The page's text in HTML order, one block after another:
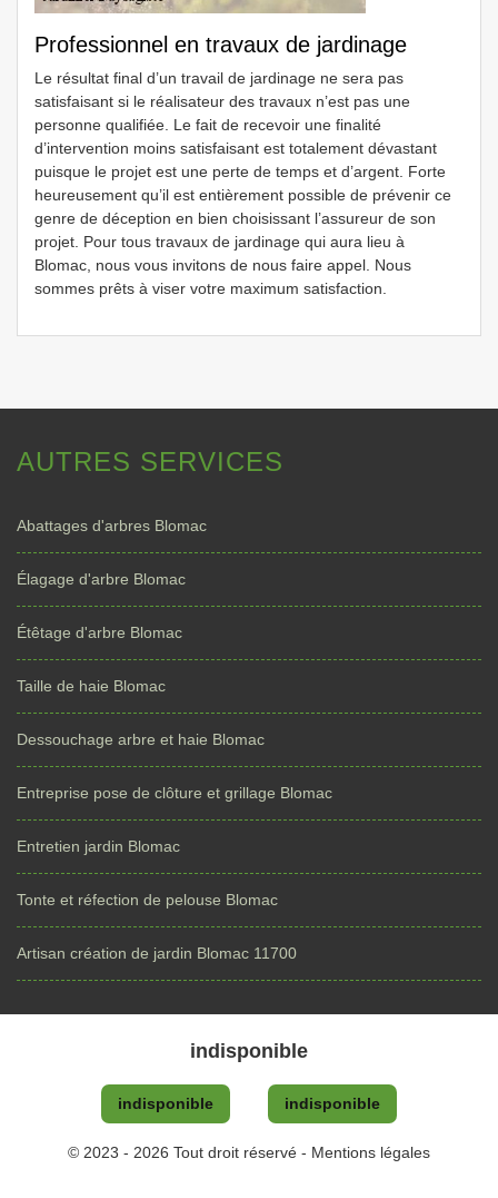
Professionnel en travaux de jardinage
Le résultat final d’un travail de jardinage ne sera pas
satisfaisant si le réalisateur des travaux n’est pas une
personne qualifiée. Le fait de recevoir une finalité
d’intervention moins satisfaisant est totalement dévastant
puisque le projet est une perte de temps et d’argent. Forte
heureusement qu’il est entièrement possible de prévenir ce
genre de déception en bien choisissant l’assureur de son
projet. Pour tous travaux de jardinage qui aura lieu à
Blomac, nous vous invitons de nous faire appel. Nous
sommes prêts à viser votre maximum satisfaction.
AUTRES SERVICES
Abattages d'arbres Blomac
Élagage d'arbre Blomac
Étêtage d'arbre Blomac
Taille de haie Blomac
Dessouchage arbre et haie Blomac
Entreprise pose de clôture et grillage Blomac
Entretien jardin Blomac
Tonte et réfection de pelouse Blomac
Artisan création de jardin Blomac 11700
indisponible
indisponible indisponible
© 2023 - 2026 Tout droit réservé - Mentions légales